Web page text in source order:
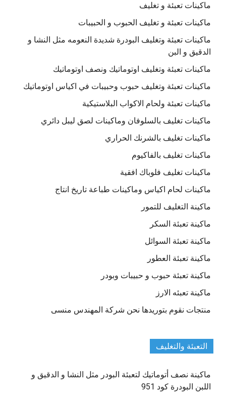
ماكينات تعبئة و تغليف
ماكينات تعبئة و تغليف الحبوب و الحبيبات
ماكينات تعبئة وتغليف البودرة شديدة النعومه مثل النشا و
الدقيق و البن
ماكينات تعبئة وتغليف اوتوماتيك ونصف اوتوماتيك
ماكينات تعبئة وتغليف حبوب وحبيبات في اكياس اوتوماتيك
ماكينات تعبئة ولحام الاكواب البلاستيكية
ماكينات تغليف بالسلوفان وماكينات لصق ليبل دائري
ماكينات تغليف بالشرنك الحراري
ماكينات تغليف بالفاكيوم
ماكينات تغليف فلوباك افقية
ماكينات لحام اكياس وماكينات طباعة تاريخ انتاج
ماكينة التغليف للتمور
ماكينة تعبئة السكر
ماكينة تعبئة السوائل
ماكينة تعبئة العطور
ماكينة تعبئة حبوب و حبيبات وبودر
ماكينة تعبئه الارز
منتجات نقوم بتوريدها نحن شركة المهندس منسى
التعبئة والتغليف
ماكينة نصف أتوماتيك لتعبئة البودر مثل النشا و الدقيق و
اللبن البودرة كود 951